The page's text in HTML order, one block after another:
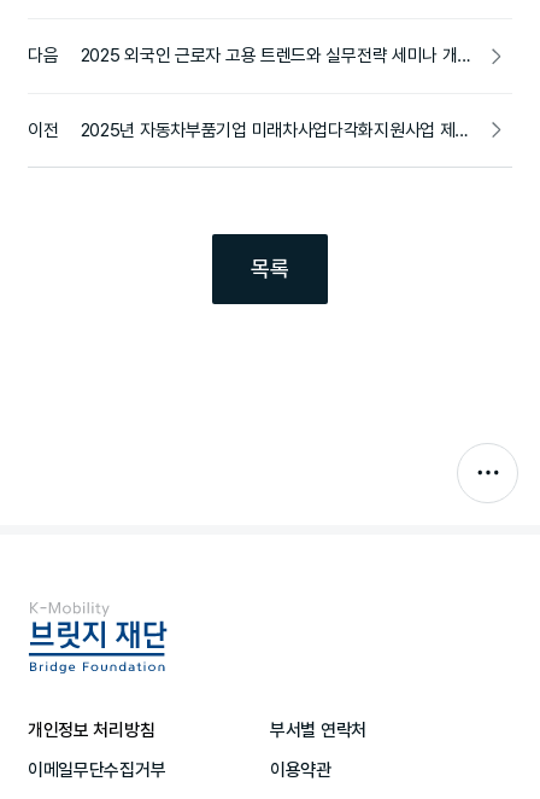
다음 2025 외국인 근로자 고용 트렌드와 실무전략 세미나 개최 안내 (경인권, 영남권)
이전 2025년 자동차부품기업 미래차사업다각화지원사업 제출 양식 안내
목록
개인정보 처리방침
이용약관
이메일무단수집거부
부서별 연락처